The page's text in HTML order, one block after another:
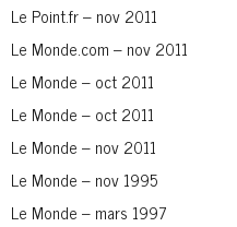
Le Point.fr – nov 2011
Le Monde.com – nov 2011
Le Monde – oct 2011
Le Monde – oct 2011
Le Monde – nov 2011
Le Monde – nov 1995
Le Monde – mars 1997